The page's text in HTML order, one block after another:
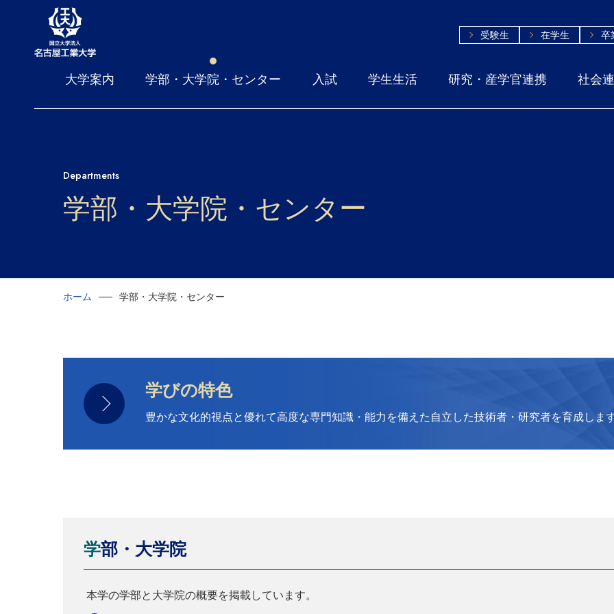
受験生 在学生 卒
大学案内 学部・大学院・センター 入試 学生生活 研究・産学官連携 社会
Departments
学部・大学院・センター
ホーム 学部・大学院・センター
学びの特色
豊かな文化的視点と優れて高度な専門知識・能力を備えた自立した技術者・研究者を育成しま
学部・大学院
本学の学部と大学院の概要を掲載しています。